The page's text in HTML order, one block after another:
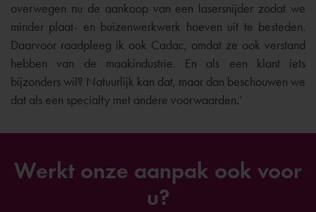
overwegen nu de aankoop van een lasersnijder zodat we
minder plaat- en buizenwerkwerk hoeven uit te besteden.
Daarvoor raadpleeg ik ook Cadac, omdat ze ook verstand
hebben van de maakindustrie. En als een klant iets
bijzonders wil? Natuurlijk kan dat, maar dan beschouwen we
dat als een specialty met andere voorwaarden.’
Werkt onze aanpak ook voor
u?